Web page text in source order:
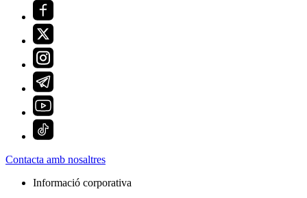
Contacta amb nosaltres
Informació corporativa